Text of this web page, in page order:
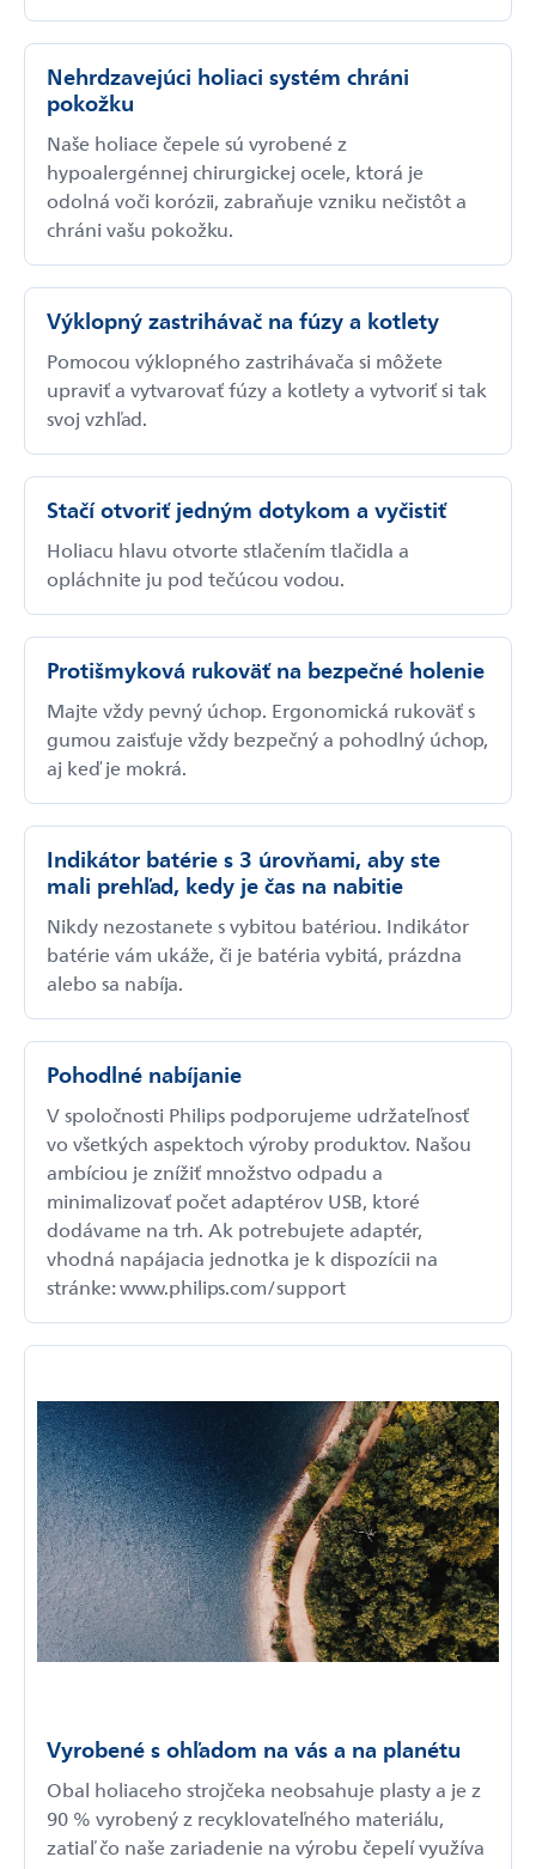
Nehrdzavejúci holiaci systém chráni
pokožku
Naše holiace čepele sú vyrobené z
hypoalergénnej chirurgickej ocele, ktorá je
odolná voči korózii, zabraňuje vzniku nečistôt a
chráni vašu pokožku.
Výklopný zastrihávač na fúzy a kotlety
Pomocou výklopného zastrihávača si môžete
upraviť a vytvarovať fúzy a kotlety a vytvoriť si tak
svoj vzhľad.
Stačí otvoriť jedným dotykom a vyčistiť
Holiacu hlavu otvorte stlačením tlačidla a
opláchnite ju pod tečúcou vodou.
Protišmyková rukoväť na bezpečné holenie
Majte vždy pevný úchop. Ergonomická rukoväť s
gumou zaisťuje vždy bezpečný a pohodlný úchop,
aj keď je mokrá.
Indikátor batérie s 3 úrovňami, aby ste
mali prehľad, kedy je čas na nabitie
Nikdy nezostanete s vybitou batériou. Indikátor
batérie vám ukáže, či je batéria vybitá, prázdna
alebo sa nabíja.
Pohodlné nabíjanie
V spoločnosti Philips podporujeme udržateľnosť
vo všetkých aspektoch výroby produktov. Našou
ambíciou je znížiť množstvo odpadu a
minimalizovať počet adaptérov USB, ktoré
dodávame na trh. Ak potrebujete adaptér,
vhodná napájacia jednotka je k dispozícii na
stránke: www.philips.com/support
Vyrobené s ohľadom na vás a na planétu
Obal holiaceho strojčeka neobsahuje plasty a je z
90 % vyrobený z recyklovateľného materiálu,
zatiaľ čo naše zariadenie na výrobu čepelí využíva